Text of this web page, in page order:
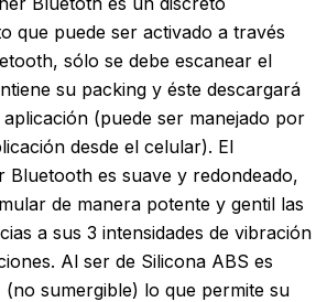
que puede ser activado a través
sólo se debe escanear el
su packing y éste descargará
(puede ser manejado por
desde el celular). El
Bluetooth es suave y redondeado,
de manera potente y gentil las
a sus 3 intensidades de vibración
Al ser de Silicona ABS es
(no sumergible) lo que permite su